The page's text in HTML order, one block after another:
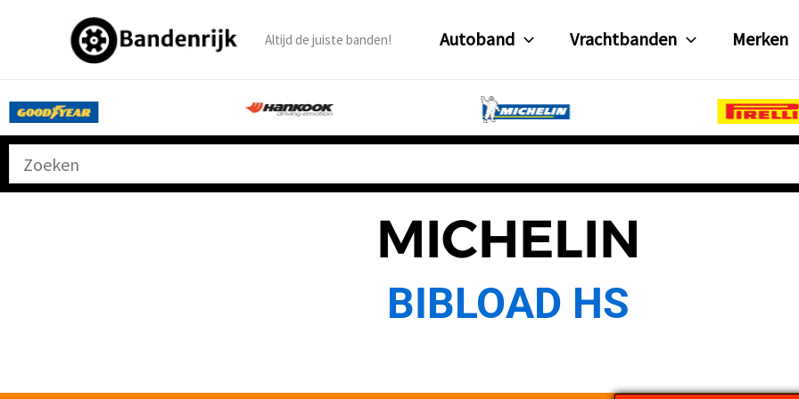
inhoud
Altijd de juiste banden! Autoband Vrachtbanden Merken
MICHELIN
BIBLOAD HS